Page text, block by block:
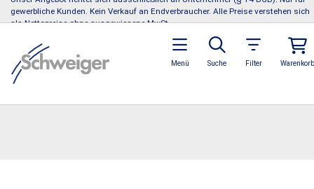
Filter
Suche
Menü
gewerbliche Kunden. Kein Verkauf an Endverbraucher. Alle Preise verstehen sich
als Nettopreise ohne ausgewiesene MwSt.